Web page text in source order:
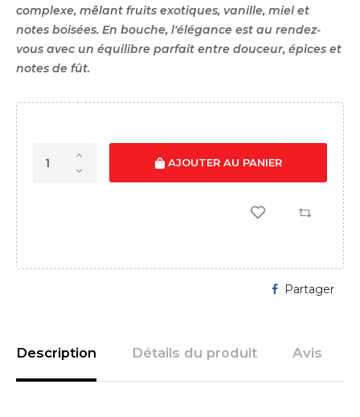
complexe, mêlant fruits exotiques, vanille, miel et
notes boisées. En bouche, l'élégance est au rendez-
vous avec un équilibre parfait entre douceur, épices et
notes de fût.
AJOUTER AU PANIER
Partager
Description Détails du produit Avis